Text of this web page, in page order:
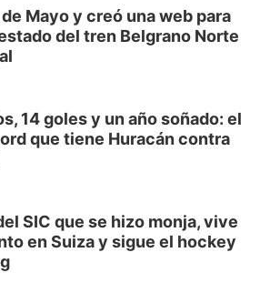
Mayo y creó una web para
del tren Belgrano Norte
14 goles y un año soñado: el
que tiene Huracán contra
SIC que se hizo monja, vive
en Suiza y sigue el hockey